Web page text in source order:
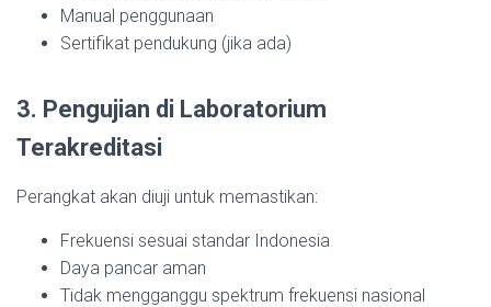
Manual penggunaan
Sertifikat pendukung (jika ada)
3. Pengujian di Laboratorium
Terakreditasi
Perangkat akan diuji untuk memastikan:
Frekuensi sesuai standar Indonesia
Daya pancar aman
Tidak mengganggu spektrum frekuensi nasional